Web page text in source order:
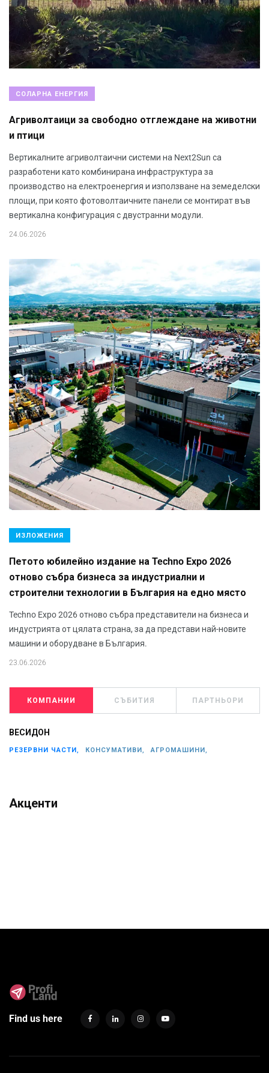
СОЛАРНА ЕНЕРГИЯ
Агриволтаици за свободно отглеждане на животни
и птици
Вертикалните агриволтаични системи на Next2Sun са
разработени като комбинирана инфраструктура за
производство на електроенергия и използване на земеделски
площи, при която фотоволтаичните панели се монтират във
вертикална конфигурация с двустранни модули.
24.06.2026
ИЗЛОЖЕНИЯ
Петото юбилейно издание на Techno Expo 2026
отново събра бизнеса за индустриални и
строителни технологии в България на едно място
Techno Expo 2026 отново събра представители на бизнеса и
индустрията от цялата страна, за да представи най-новите
машини и оборудване в България.
23.06.2026
КОМПАНИИ СЪБИТИЯ ПАРТНЬОРИ
ВЕСИДОН
РЕЗЕРВНИ ЧАСТИ, КОНСУМАТИВИ, АГРОМАШИНИ,
Акценти
Find us here